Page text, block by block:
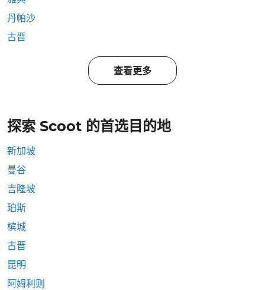
丹帕沙
古晋
查看更多
探索 Scoot 的首选目的地
新加坡
曼谷
吉隆坡
珀斯
槟城
古晋
昆明
阿姆利则